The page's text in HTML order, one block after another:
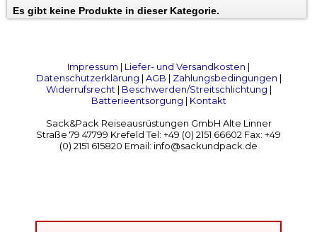
Es gibt keine Produkte in dieser Kategorie.
Impressum | Liefer- und Versandkosten |
Datenschutzerklärung | AGB | Zahlungsbedingungen |
Widerrufsrecht | Beschwerden/Streitschlichtung |
Batterieentsorgung | Kontakt
Sack&Pack Reiseausrüstungen GmbH Alte Linner
Straße 79 47799 Krefeld Tel: +49 (0) 2151 66602 Fax: +49
(0) 2151 615820 Email: info@sackundpack.de